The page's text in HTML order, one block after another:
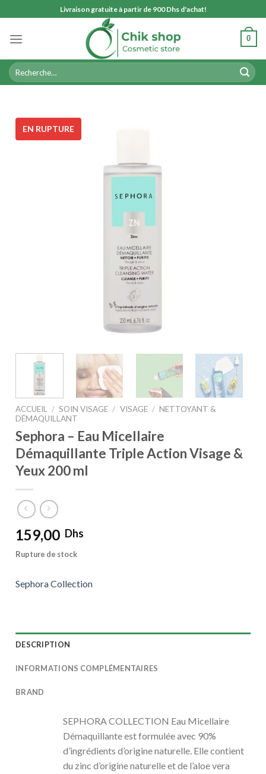
to
content
Livraison gratuite à partir de 900 Dhs d'achat!
0
Recherche
pour :
EN RUPTURE
ACCUEIL / SOIN VISAGE / VISAGE / NETTOYANT &
DÉMAQUILLANT
Sephora – Eau Micellaire
Démaquillante Triple Action Visage &
Yeux 200 ml
159,00 Dhs
Rupture de stock
Sephora Collection
DESCRIPTION
INFORMATIONS COMPLÉMENTAIRES
BRAND
SEPHORA COLLECTION Eau Micellaire
Démaquillante est formulée avec 90%
d’ingrédients d’origine naturelle. Elle contient
du zinc d’origine naturelle et de l’aloe vera